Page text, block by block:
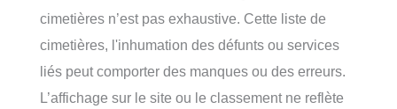
cimetières n’est pas exhaustive. Cette liste de
cimetières, l'inhumation des défunts ou services
liés peut comporter des manques ou des erreurs.
L’affichage sur le site ou le classement ne reflète